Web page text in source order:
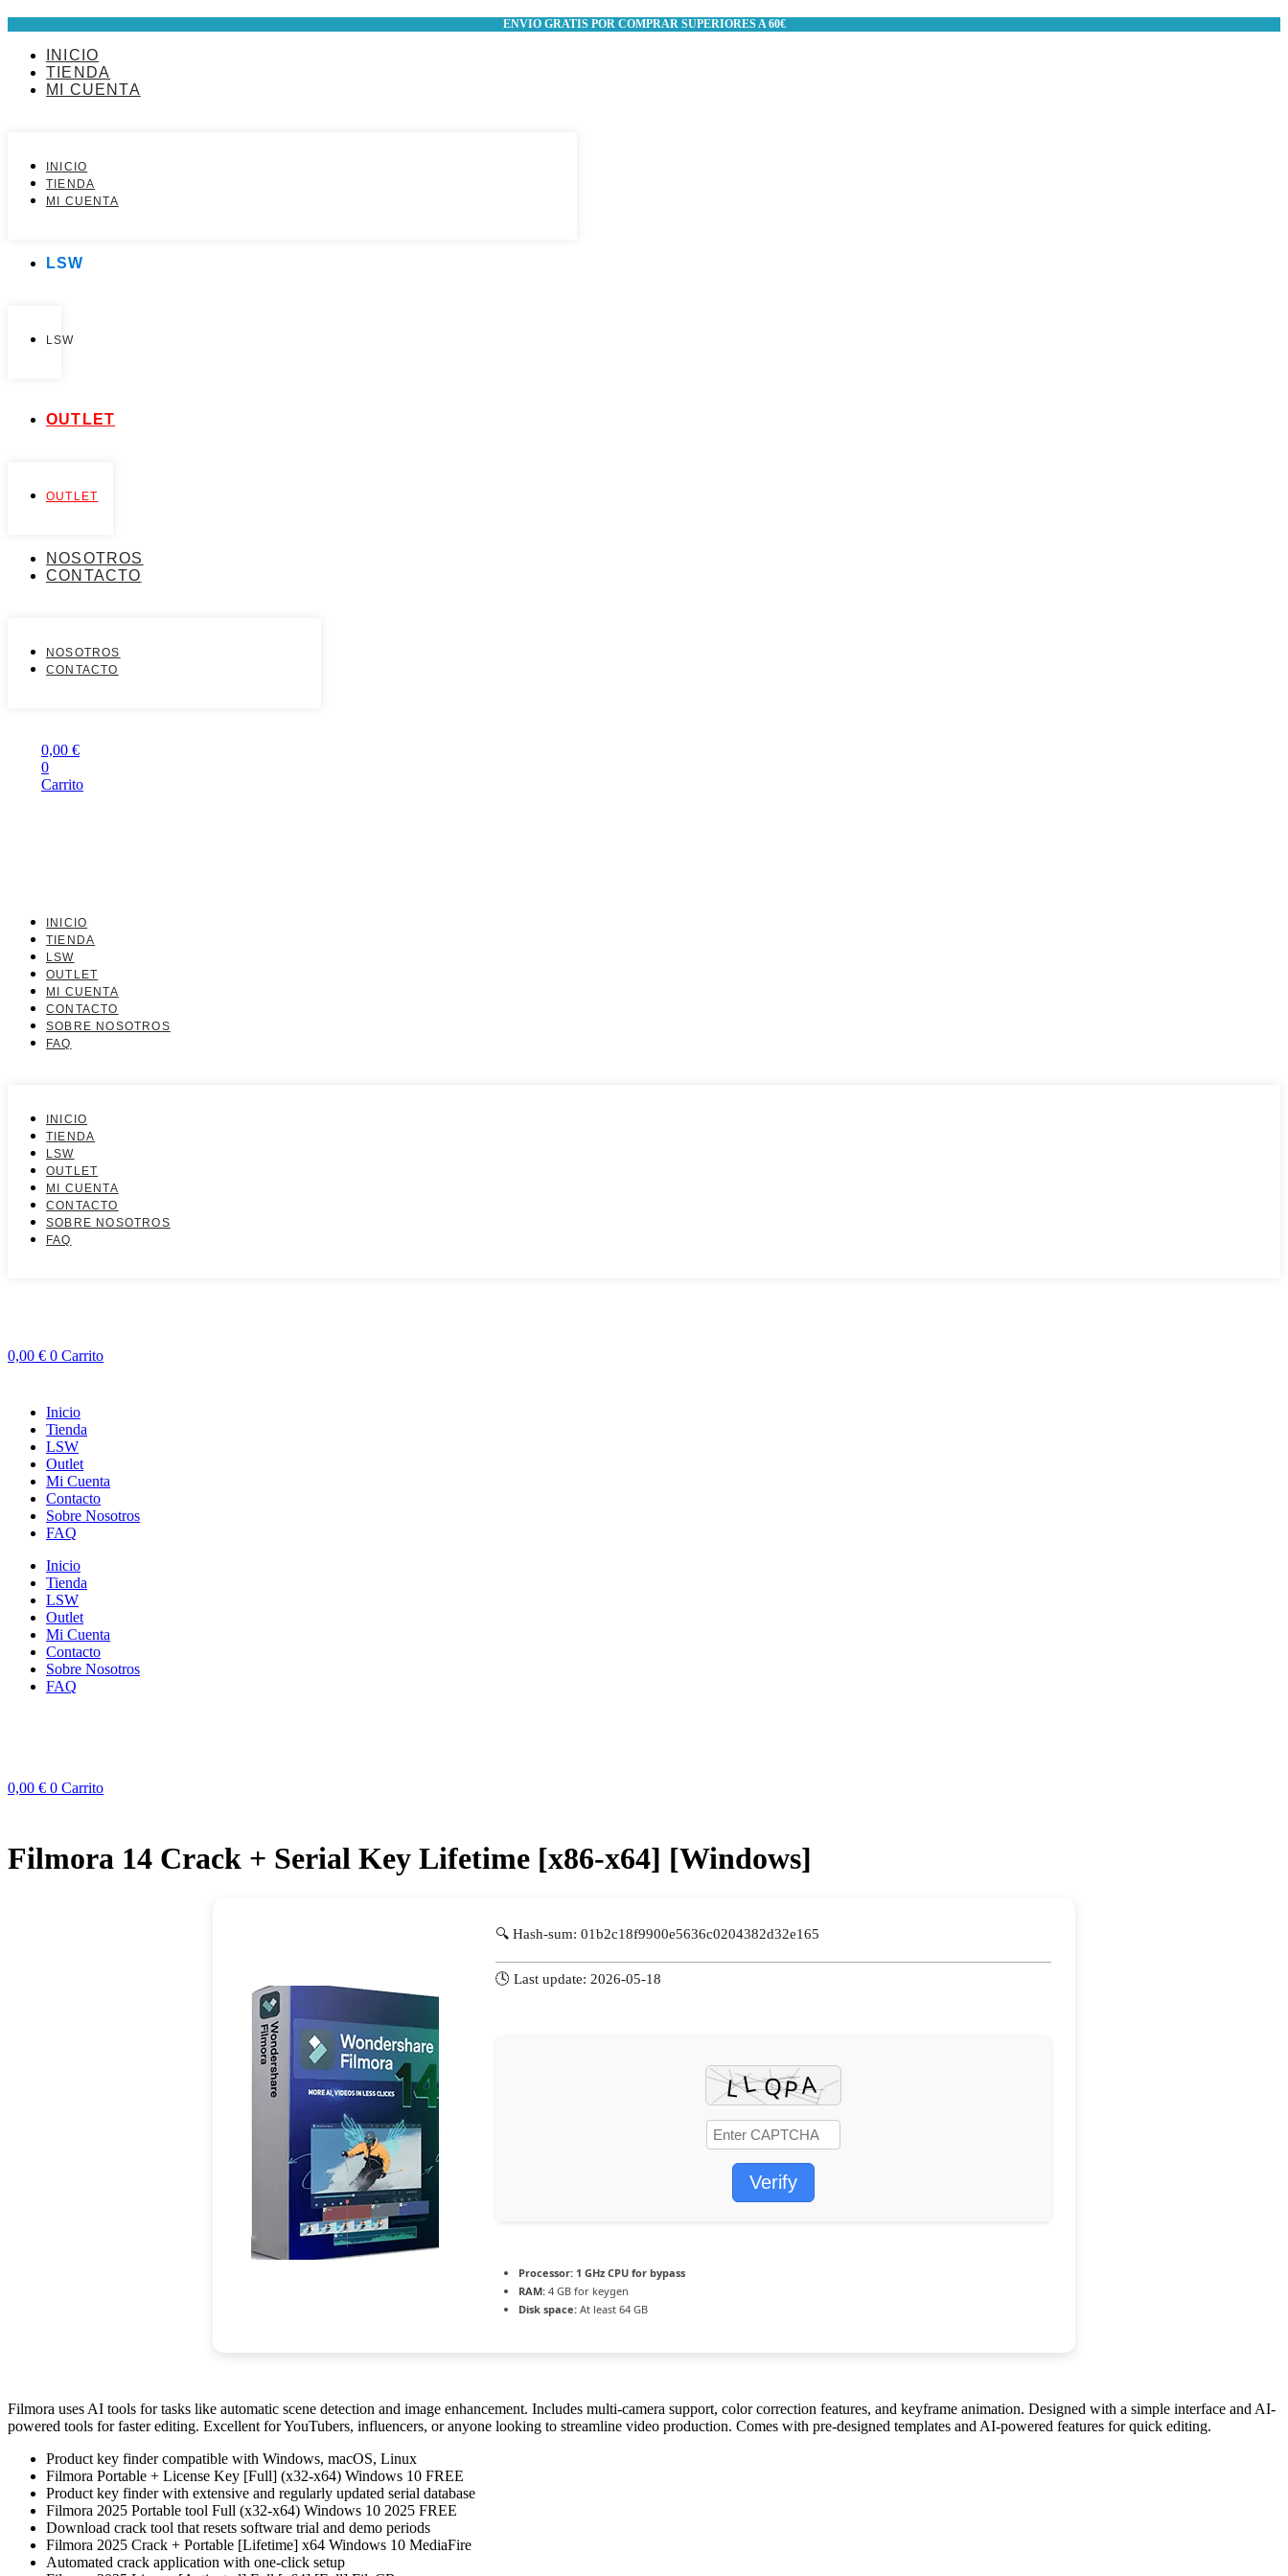
Ir
al
contenido
ENVIO GRATIS POR COMPRAR SUPERIORES A 60€
INICIO
TIENDA
MI CUENTA
INICIO
TIENDA
MI CUENTA
LSW
LSW
OUTLET
OUTLET
NOSOTROS
CONTACTO
NOSOTROS
CONTACTO
0,00 €
0
Carrito
INICIO
TIENDA
LSW
OUTLET
MI CUENTA
CONTACTO
SOBRE NOSOTROS
FAQ
INICIO
TIENDA
LSW
OUTLET
MI CUENTA
CONTACTO
SOBRE NOSOTROS
FAQ
0,00 € 0 Carrito
Inicio
Tienda
LSW
Outlet
Mi Cuenta
Contacto
Sobre Nosotros
FAQ
Inicio
Tienda
LSW
Outlet
Mi Cuenta
Contacto
Sobre Nosotros
FAQ
0,00 € 0 Carrito
Filmora 14 Crack + Serial Key Lifetime [x86-x64] [Windows]
🔍 Hash-sum: 01b2c18f9900e5636c0204382d32e165
🕓 Last update: 2026-05-18
Verify
Processor: 1 GHz CPU for bypass
RAM: 4 GB for keygen
Disk space: At least 64 GB
Filmora uses AI tools for tasks like automatic scene detection and image enhancement. Includes multi-camera support, color correction features, and keyframe animation. Designed with a simple interface and AI-
powered tools for faster editing. Excellent for YouTubers, influencers, or anyone looking to streamline video production. Comes with pre-designed templates and AI-powered features for quick editing.
Product key finder compatible with Windows, macOS, Linux
Filmora Portable + License Key [Full] (x32-x64) Windows 10 FREE
Product key finder with extensive and regularly updated serial database
Filmora 2025 Portable tool Full (x32-x64) Windows 10 2025 FREE
Download crack tool that resets software trial and demo periods
Filmora 2025 Crack + Portable [Lifetime] x64 Windows 10 MediaFire
Automated crack application with one-click setup